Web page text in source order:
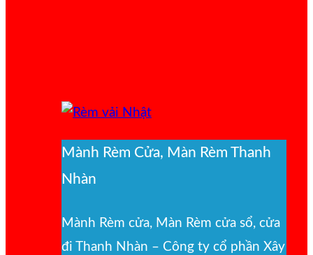
Mành Rèm Cửa, Màn Rèm Thanh
Nhàn
Mành Rèm cửa, Màn Rèm cửa sổ, cửa
đi Thanh Nhàn – Công ty cổ phần Xây